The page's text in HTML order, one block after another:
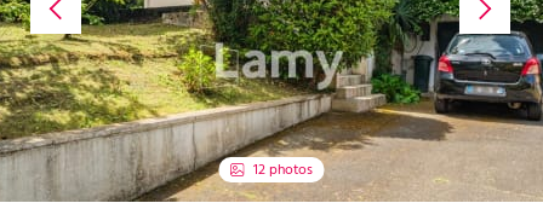
12 photos